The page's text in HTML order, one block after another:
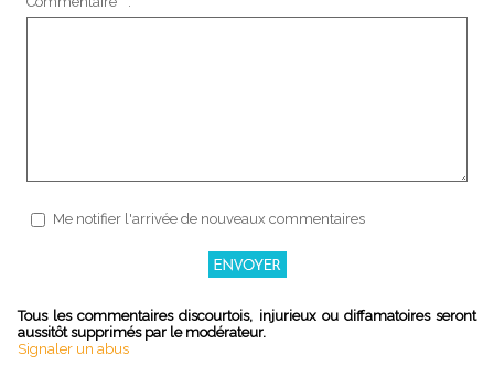
Me notifier l'arrivée de nouveaux commentaires
Tous les commentaires discourtois, injurieux ou diffamatoires seront
aussitôt supprimés par le modérateur.
Signaler un abus